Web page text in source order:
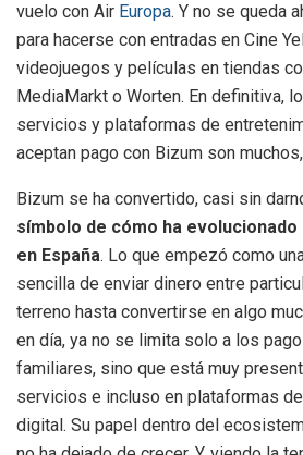
vuelo con Air Europa. Y no se queda
para hacerse con entradas en Cine
videojuegos y películas en tiendas
MediaMarkt o Worten. En definitiva,
servicios y plataformas de
aceptan pago con Bizum son
Bizum se ha convertido, casi sin
símbolo de cómo ha
en España. Lo que empezó como
sencilla de enviar dinero entre
terreno hasta convertirse en algo
en día, ya no se limita solo a los
familiares, sino que está muy
servicios e incluso en plataformas
digital. Su papel dentro del